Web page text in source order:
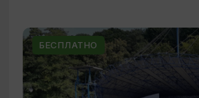
БЕСПЛАТНО